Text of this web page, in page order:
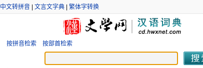
中文转拼音| 文言文字典| 繁体字转换
按拼音检索 按部首检索